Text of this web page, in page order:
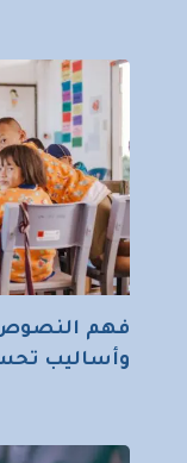
فهم النصوص
وأساليب